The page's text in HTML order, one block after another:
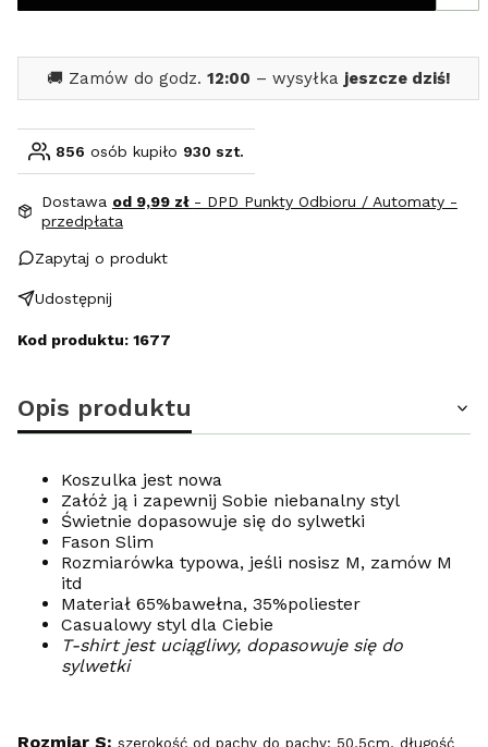
🚚 Zamów do godz. 12:00 – wysyłka jeszcze dziś!
856 osób kupiło 930 szt.
Dostawa od 9,99 zł - DPD Punkty Odbioru / Automaty -
przedpłata
Zapytaj o produkt
Udostępnij
Kod produktu: 1677
Opis produktu
Koszulka jest nowa
Załóż ją i zapewnij Sobie niebanalny styl
Świetnie dopasowuje się do sylwetki
Fason Slim
Rozmiarówka typowa, jeśli nosisz M, zamów M
itd
Materiał 65%bawełna, 35%poliester
Casualowy styl dla Ciebie
T-shirt jest uciągliwy, dopasowuje się do
sylwetki
Rozmiar S: szerokość od pachy do pachy: 50,5cm, długość